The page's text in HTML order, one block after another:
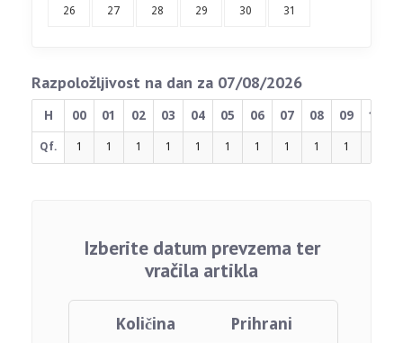
26 27 28 29 30 31
Razpoložljivost na dan za 07/08/2026
H 00 01 02 03 04 05 06 07 08 09 10
Qf. 1 1 1 1 1 1 1 1 1 1
Izberite datum prevzema ter
vračila artikla
Količina Prihrani